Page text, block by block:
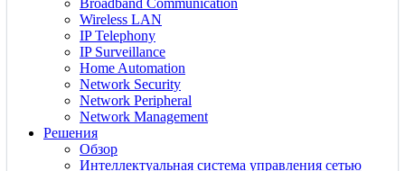
Broadband Communication
Wireless LAN
IP Telephony
IP Surveillance
Home Automation
Network Security
Network Peripheral
Network Management
Решения
Обзор
Интеллектуальная система управления сетью